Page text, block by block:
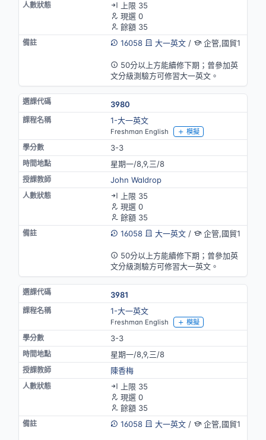
上限 35
現選 0
餘額 35
16058
大一英文/ 企管,國貿1
50分以上方能續修下期；曾參加英
文分級測驗方可修習大一英文。
3980
1-大一英文
Freshman English 模擬
3-3
星期一/8,9,三/8
John Waldrop
上限 35
現選 0
餘額 35
16058
大一英文/ 企管,國貿1
50分以上方能續修下期；曾參加英
文分級測驗方可修習大一英文。
3981
1-大一英文
Freshman English 模擬
3-3
星期一/8,9,三/8
陳香梅
上限 35
現選 0
餘額 35
16058
大一英文/ 企管,國貿1